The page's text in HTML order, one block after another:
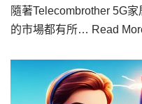
隨著Telecombrother 5G
的市場都有所… Read